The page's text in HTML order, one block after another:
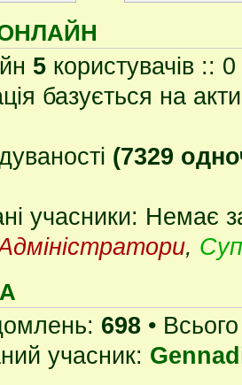
5 користувачів ::
базується на
(7329
учасники: Немає
,
698 •
учасник: